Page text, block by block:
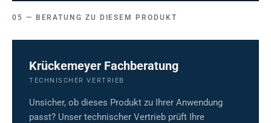
BERATUNG ZU DIESEM PRODUKT
Krückemeyer Fachberatung
TECHNISCHER VERTRIEB
Unsicher, ob dieses Produkt zu Ihrer Anwendung
passt? Unser technischer Vertrieb prüft Ihre